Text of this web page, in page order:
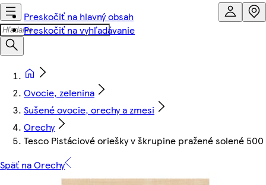
Preskočiť na hlavný obsah
Preskočiť na vyhľadávanie
Ovocie, zelenina
Sušené ovocie, orechy a zmesi
Orechy
Tesco Pistáciové oriešky v škrupine pražené solené 500
Späť na Orechy